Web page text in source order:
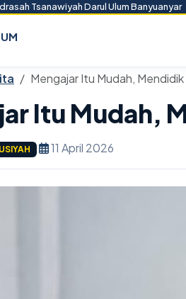
Tsanawiyah Darul Ulum Banyuanyar
Mengajar Itu Mudah,
Itu Mudah,
11 April 2026